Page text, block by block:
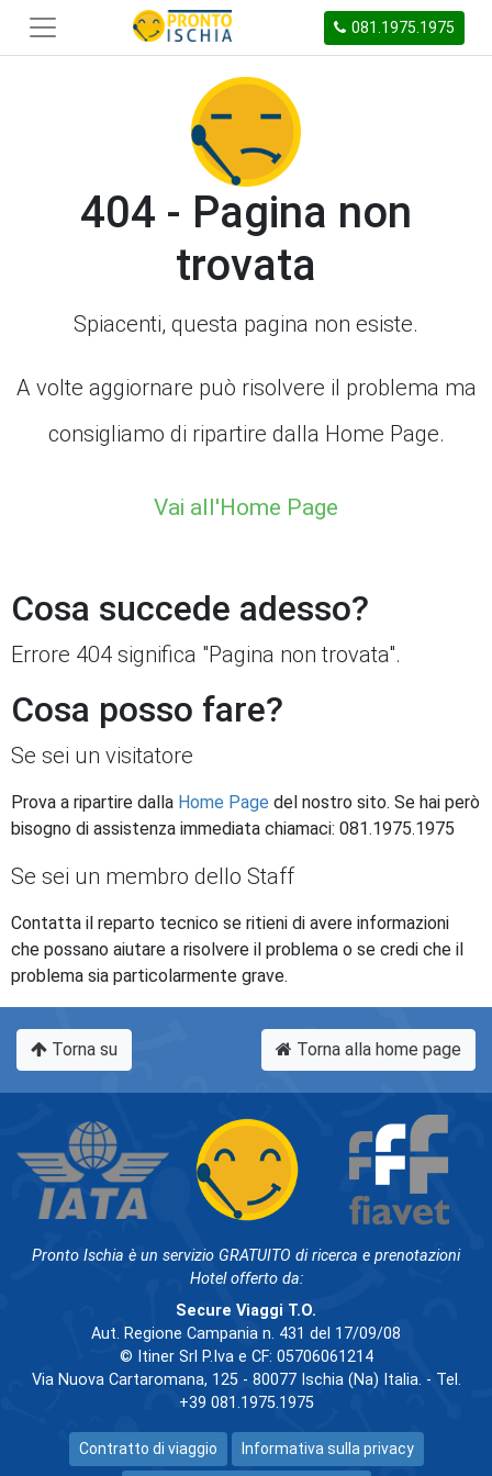
081.1975.1975
404 - Pagina non
trovata
Spiacenti, questa pagina non esiste.
A volte aggiornare può risolvere il problema ma
consigliamo di ripartire dalla Home Page.
Vai all'Home Page
Cosa succede adesso?
Errore 404 significa "Pagina non trovata".
Cosa posso fare?
Se sei un visitatore
Prova a ripartire dalla Home Page del nostro sito. Se hai però
bisogno di assistenza immediata chiamaci: 081.1975.1975
Se sei un membro dello Staff
Contatta il reparto tecnico se ritieni di avere informazioni
che possano aiutare a risolvere il problema o se credi che il
problema sia particolarmente grave.
Torna su Torna alla home page
Pronto Ischia è un servizio GRATUITO di ricerca e prenotazioni
Hotel offerto da:
Secure Viaggi T.O.
Aut. Regione Campania n. 431 del 17/09/08
© Itiner Srl P.Iva e CF: 05706061214
Via Nuova Cartaromana, 125 - 80077 Ischia (Na) Italia. - Tel.
+39 081.1975.1975
Contratto di viaggio Informativa sulla privacy